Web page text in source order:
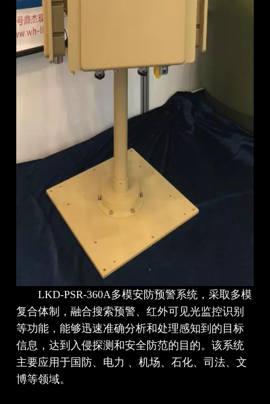
LKD-PSR-360A多模安防预警系统，采取多模
复合体制，融合搜索预警、红外可见光监控识别
等功能，能够迅速准确分析和处理感知到的目标
信息，达到入侵探测和安全防范的目的。该系统
主要应用于国防、电力 、机场、石化、司法、文
博等领域。